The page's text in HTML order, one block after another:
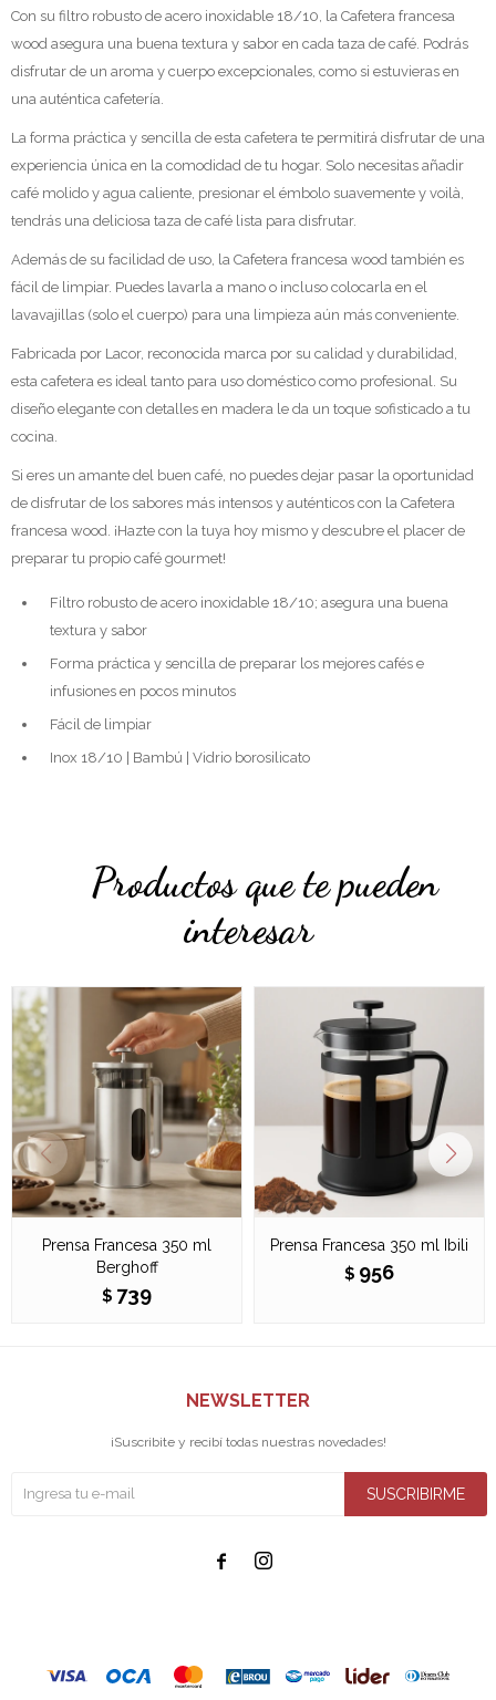
Con su filtro robusto de acero inoxidable 18/10, la Cafetera francesa
wood asegura una buena textura y sabor en cada taza de café. Podrás
disfrutar de un aroma y cuerpo excepcionales, como si estuvieras en
una auténtica cafetería.
La forma práctica y sencilla de esta cafetera te permitirá disfrutar de una
experiencia única en la comodidad de tu hogar. Solo necesitas añadir
café molido y agua caliente, presionar el émbolo suavemente y voilà,
tendrás una deliciosa taza de café lista para disfrutar.
Además de su facilidad de uso, la Cafetera francesa wood también es
fácil de limpiar. Puedes lavarla a mano o incluso colocarla en el
lavavajillas (solo el cuerpo) para una limpieza aún más conveniente.
Fabricada por Lacor, reconocida marca por su calidad y durabilidad,
esta cafetera es ideal tanto para uso doméstico como profesional. Su
diseño elegante con detalles en madera le da un toque sofisticado a tu
cocina.
Si eres un amante del buen café, no puedes dejar pasar la oportunidad
de disfrutar de los sabores más intensos y auténticos con la Cafetera
francesa wood. ¡Hazte con la tuya hoy mismo y descubre el placer de
preparar tu propio café gourmet!
Filtro robusto de acero inoxidable 18/10; asegura una buena
textura y sabor
Forma práctica y sencilla de preparar los mejores cafés e
infusiones en pocos minutos
Fácil de limpiar
Inox 18/10 | Bambú | Vidrio borosilicato
Productos que te pueden
interesar
Prensa Francesa 350 ml
Berghoff
$ 739
Prensa Francesa 350 ml Ibili
$ 956
NEWSLETTER
¡Suscribite y recibí todas nuestras novedades!
SUSCRIBIRME
 